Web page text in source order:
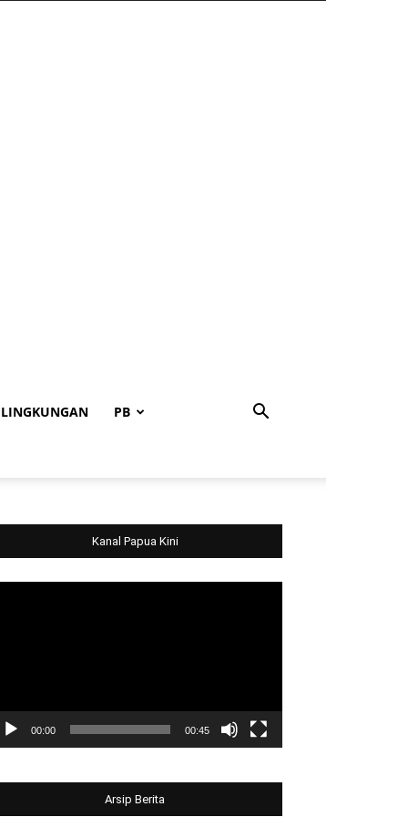
LINGKUNGAN PB
Kanal Papua Kini
00:00 00:45
Arsip Berita